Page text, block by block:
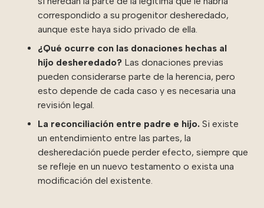
correspondido a su progenitor desheredado,
aunque este haya sido privado de ella.
¿Qué ocurre con las donaciones hechas al
hijo desheredado? Las donaciones previas
pueden considerarse parte de la herencia, pero
esto depende de cada caso y es necesaria una
revisión legal.
La reconciliación entre padre e hijo. Si existe
un entendimiento entre las partes, la
desheredación puede perder efecto, siempre que
se refleje en un nuevo testamento o exista una
modificación del existente.